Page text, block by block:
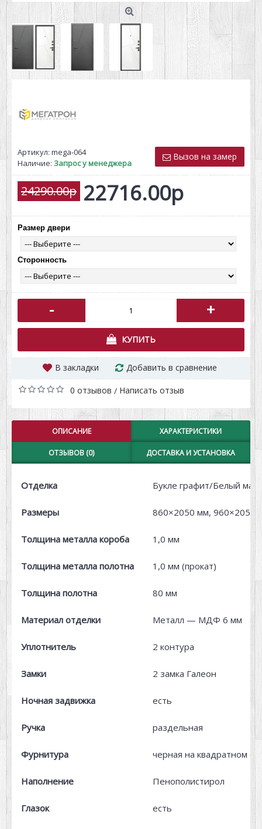
Вызов на замер
Артикул: mega-064
Наличие: Запрос у менеджера
24290.00р 22716.00р
Размер двери
Сторонность
- +
КУПИТЬ
В закладки Добавить в сравнение
0 отзывов / Написать отзыв
ОПИСАНИЕ ХАРАКТЕРИСТИКИ
ОТЗЫВОВ (0) ДОСТАВКА И УСТАНОВКА
Отделка Букле графит/Белый
Размеры 860×2050 мм, 960×2050
Толщина металла короба 1,0 мм
Толщина металла полотна 1,0 мм (прокат)
Толщина полотна 80 мм
Материал отделки Металл — МДФ 6 мм
Уплотнитель 2 контура
Замки 2 замка Галеон
Ночная задвижка есть
Ручка раздельная
Фурнитура черная на квадратном
Наполнение Пенополистирол
Глазок есть